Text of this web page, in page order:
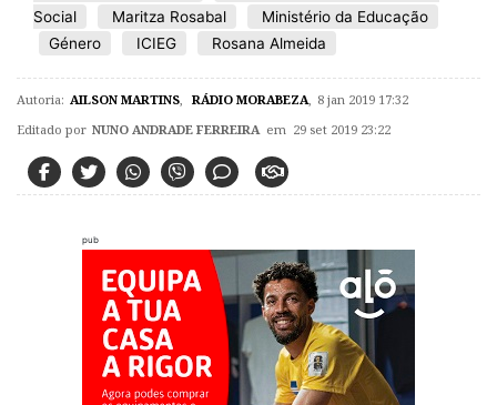
Social
Maritza Rosabal
Ministério da Educação
Género
ICIEG Rosana Almeida
Autoria: AILSON MARTINS RÁDIO MORABEZA 8 jan 2019 17:32
Editado por NUNO ANDRADE FERREIRA em 29 set 2019 23:22
pub